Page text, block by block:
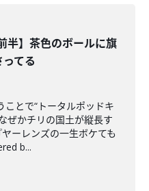
半】茶色のボールに旗
てる
ことで“トータルポッドキ
ぜかチリの国土が縦長す
ーレンズの一生ボケても
b...